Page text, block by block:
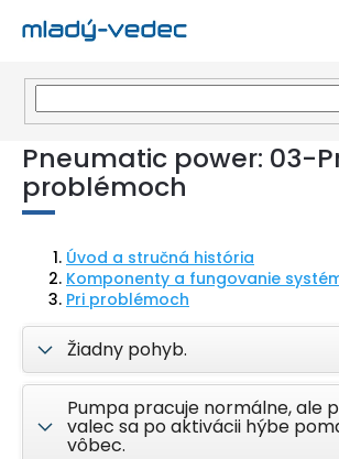
Prejsť
obsah
EUR
Pneumatic power: 03-
problémoch
Úvod a stručná história
Komponenty a fungovanie
Pri problémoch
Žiadny pohyb.
Pumpa pracuje normálne, ale
valec sa po aktivácii hýbe
vôbec.